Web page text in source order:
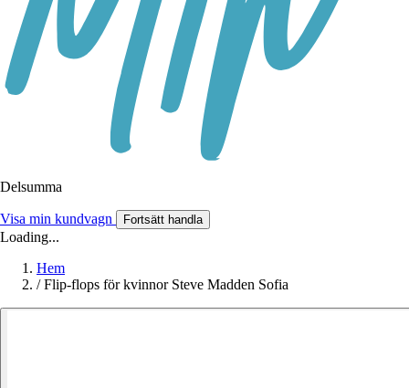
Delsumma
Visa min kundvagn Fortsätt handla
Loading...
Hem
/ Flip-flops för kvinnor Steve Madden Sofia